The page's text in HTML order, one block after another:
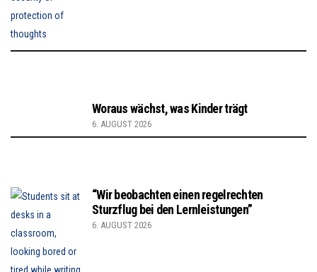
Woraus wächst, was Kinder trägt
6. AUGUST 2026
“Wir beobachten einen regelrechten
Sturzflug bei den Lernleistungen”
6. AUGUST 2026